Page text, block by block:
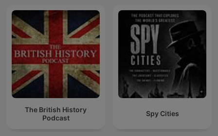
The British History
Podcast
Spy Cities